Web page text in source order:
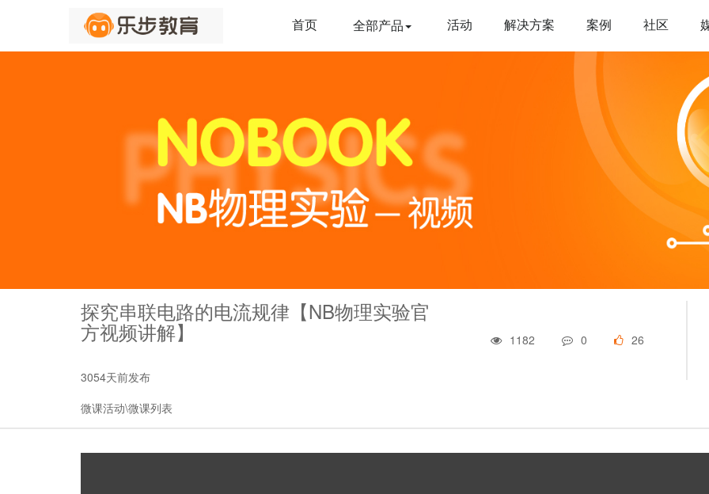
首页 全部产品 活动 解决方案 案例 社区
探究串联电路的电流规律【NB物理实验官
方视频讲解】
3054天前发布
微课活动\微课列表
1182 0 26